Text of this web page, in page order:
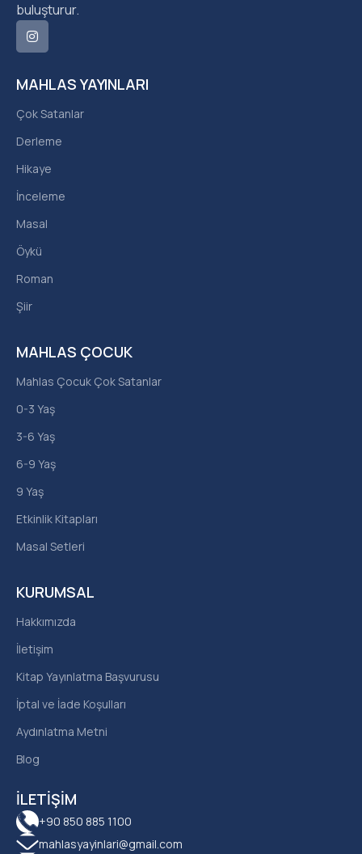
İLETIŞIM
+90 850 885 1100
mahlasyayinlari@gmail.com
KURUMSAL
Hakkımızda
İletişim
Kitap Yayınlatma Başvurusu
İptal ve İade Koşulları
Aydınlatma Metni
Blog
MAHLAS ÇOCUK
Mahlas Çocuk Çok Satanlar
0-3 Yaş
3-6 Yaş
6-9 Yaş
9 Yaş
Etkinlik Kitapları
Masal Setleri
MAHLAS YAYINLARI
Çok Satanlar
Derleme
Hikaye
İnceleme
Masal
Öykü
Roman
Şiir
buluşturur.